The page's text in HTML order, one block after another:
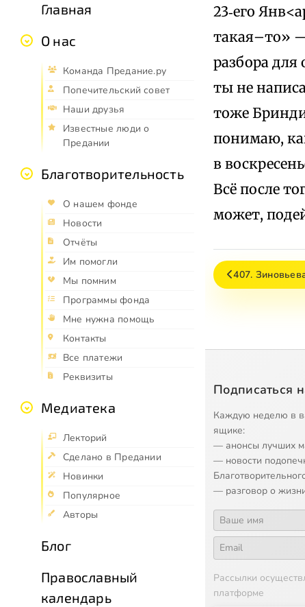
Главная
О нас
Команда Предание.ру
Попечительский совет
Наши друзья
Известные люди о
Предании
Благотворительность
О нашем фонде
Новости
Отчёты
Им помогли
Мы помним
Программы фонда
Мне нужна помощь
Контакты
Все платежи
Реквизиты
Медиатека
Лекторий
Сделано в Предании
Новинки
Популярное
Авторы
Блог
Православный
календарь
23‑его
такая–то» —
разбора
ты не
тоже
понимаю,
в
Всё после
может,
407.
Подписаться
Каждую неделю в
ящике:
— анонсы лучших
— новости
— разговор о
Рассылки
платформе